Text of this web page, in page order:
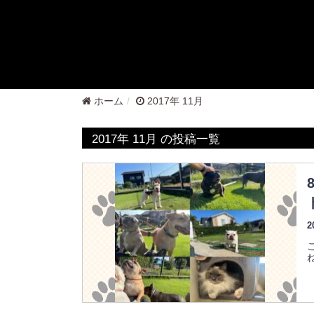
ホーム 2017年 11月
2017年 11月 の投稿一覧